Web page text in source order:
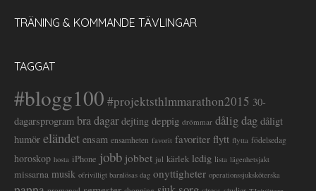
TRÄNING & KOMMANDE TÄVLINGAR
TAGGAT
#blogg100 #projektsthlmmarathon2015 30-
dagarsprogram bra dagar dejting deppig drömmar dålig dag dåligt
humör eländet ensam ensamheten favorit favoriter flytt flytta födelsedag
horoskop hosta iPhone jobb jobbet jul kärlek ledig lista lägenhetsjakt
missarna musik ofrivilligt barnlösas dag onyttigheter operationssjuksköterska